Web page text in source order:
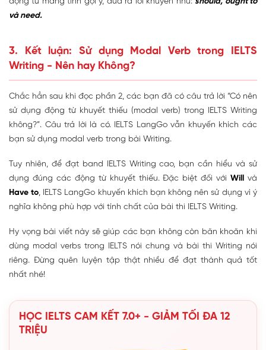
và need.
3. Kết luận: Sử dụng Modal Verb trong IELTS
Writing - Nên hay Không?
Chắc hẳn sau khi đọc phần 2, các bạn đã có câu trả lời “Có nên
sử dụng động từ khuyết thiếu (modal verb) trong IELTS Writing
không?”. Câu trả lời là có. IELTS LangGo vẫn khuyến khích các
bạn sử dụng modal verb trong bài Writing.
Tuy nhiên, để đạt band IELTS Writing cao, bạn cần hiểu và sử
dụng đúng các động từ khuyết thiếu. Đặc biệt đối vớiWillvà
Have to, IELTS LangGo khuyến khích bạn không nên sử dụng vì ý
nghĩa không phù hợp với tính chất của bài thi IELTS Writing.
Hy vọng bài viết này sẽ giúp các bạn không còn băn khoăn khi
dùng modal verbs trong IELTS nói chung và bài thi Writing nói
riêng. Đừng quên luyện tập thật nhiều để đạt thành quả tốt
nhất nhé!
HỌC IELTS CAM KẾT 7.0+ - GIẢM TỐI ĐA 12
TRIỆU